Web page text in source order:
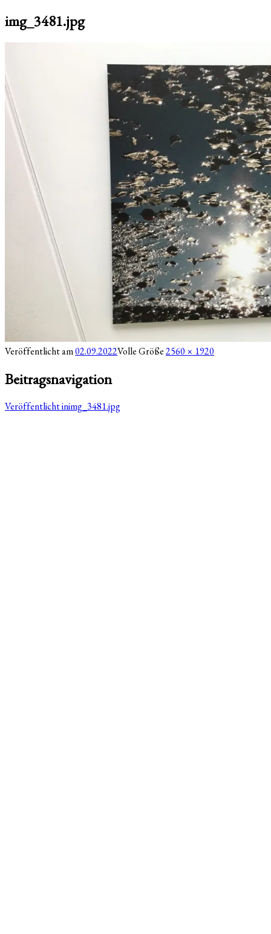
img_3481.jpg
Veröffentlicht am02.09.2022Volle Größe2560 × 1920
Beitragsnavigation
Veröffentlicht inimg_3481.jpg